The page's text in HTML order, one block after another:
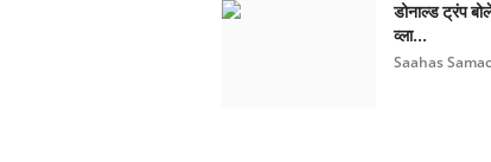
डोनाल्ड ट्रंप
व्ला...
Saahas